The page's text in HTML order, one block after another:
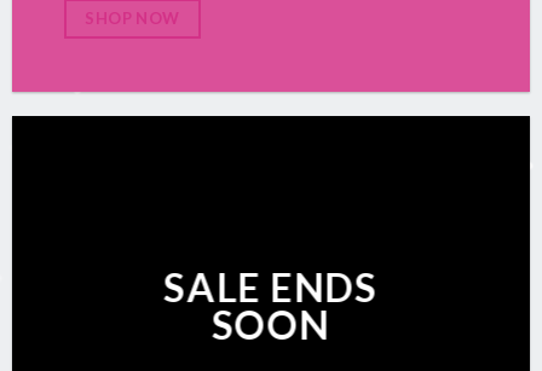
SHOP NOW
SALE ENDS
SOON